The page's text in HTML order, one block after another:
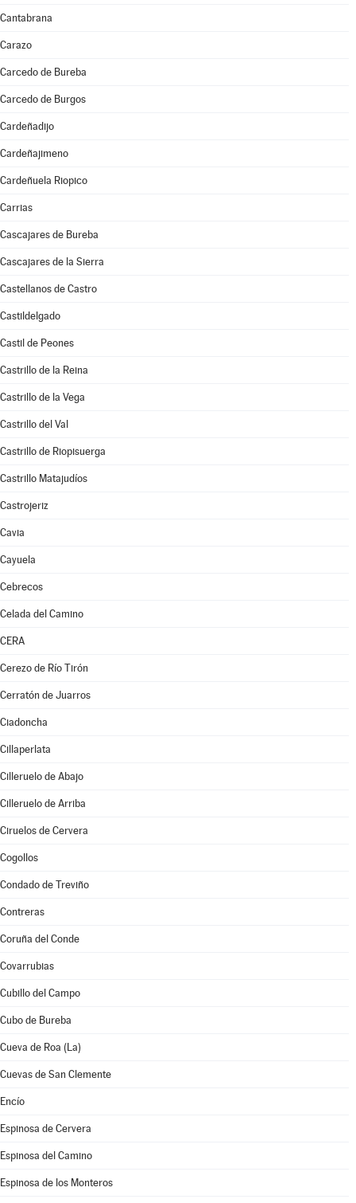
Cantabrana
Carazo
Carcedo de Bureba
Carcedo de Burgos
Cardeñadijo
Cardeñajimeno
Cardeñuela Riopico
Carrias
Cascajares de Bureba
Cascajares de la Sierra
Castellanos de Castro
Castildelgado
Castil de Peones
Castrillo de la Reina
Castrillo de la Vega
Castrillo del Val
Castrillo de Riopisuerga
Castrillo Matajudíos
Castrojeriz
Cavia
Cayuela
Cebrecos
Celada del Camino
CERA
Cerezo de Río Tirón
Cerratón de Juarros
Ciadoncha
Cillaperlata
Cilleruelo de Abajo
Cilleruelo de Arriba
Ciruelos de Cervera
Cogollos
Condado de Treviño
Contreras
Coruña del Conde
Covarrubias
Cubillo del Campo
Cubo de Bureba
Cueva de Roa (La)
Cuevas de San Clemente
Encío
Espinosa de Cervera
Espinosa del Camino
Espinosa de los Monteros